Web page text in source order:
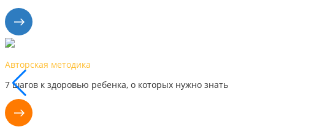
Авторская методика
7 шагов к здоровью ребенка, о которых нужно знать